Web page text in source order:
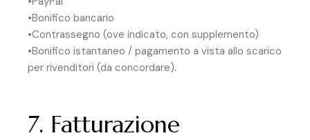
•Bonifico bancario
•Contrassegno (ove indicato, con supplemento)
•Bonifico istantaneo / pagamento a vista allo scarico
per rivenditori (da concordare).
7. Fatturazione